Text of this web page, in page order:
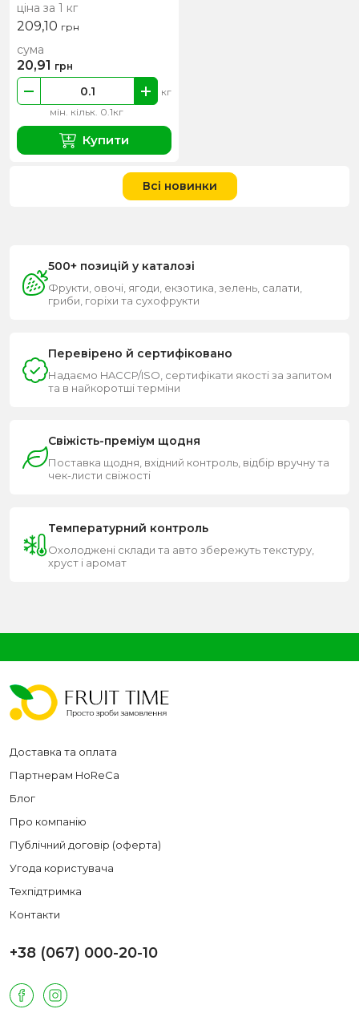
ціна за 1 кг
209,10 грн
мін. кільк. 0.1кг
кг
сума
20,91 грн
Купити
Всі новинки
500+ позицій у каталозі
Фрукти, овочі, ягоди, екзотика, зелень, салати,
гриби, горіхи та сухофрукти
Перевірено й сертифіковано
Надаємо HACCP/ISO, сертифікати якості за запитом
та в найкоротші терміни
Свіжість-преміум щодня
Поставка щодня, вхідний контроль, відбір вручну та
чек-листи свіжості
Температурний контроль
Охолоджені склади та авто збережуть текстуру,
хруст і аромат
Доставка та оплата
Партнерам HoReCa
Блог
Про компанію
Публічний договір (оферта)
Угода користувача
Техпідтримка
Контакти
+38 (067) 000-20-10